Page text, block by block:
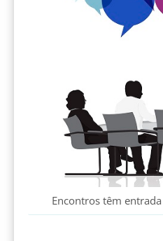
Encontros têm